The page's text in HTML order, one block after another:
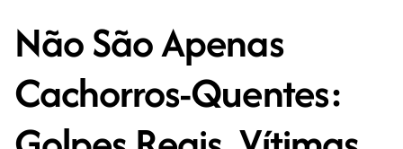
Não São Apenas
Cachorros-Quentes: